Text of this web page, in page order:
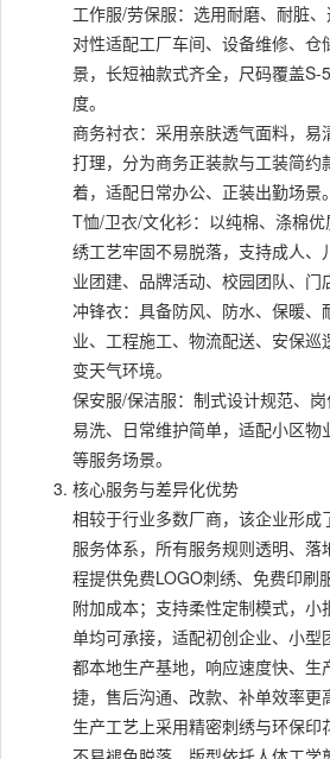
工作服/劳保服：选用耐磨、耐脏
对性适配工厂车间、设备维修、仓
景，长短袖款式齐全，尺码覆盖S-
度。
商务衬衣：采用亲肤透气面料，易
打理，分为商务正装款与工装简约
着，适配日常办公、正装出勤场景。
T恤/卫衣/文化衫：以纯棉、涤棉
绣工艺牢固不易脱落，支持成人、
业团建、品牌活动、校园团队、门
冲锋衣：具备防风、防水、保暖、
业、工程施工、物流配送、安保巡
变天气环境。
保安服/保洁服：制式设计规范、
易洗、日常维护简单，适配小区物
等服务场景。
核心服务与差异化优势
相较于行业多数厂商，该企业形成
服务体系，所有服务规则透明、
程提供免费LOGO刺绣、免费印刷
附加成本；支持柔性定制模式，
单均可承接，适配初创企业、小型
都本地生产基地，响应速度快、生
捷，售后沟通、改款、补单效率更
生产工艺上采用精密刺绣与环保印